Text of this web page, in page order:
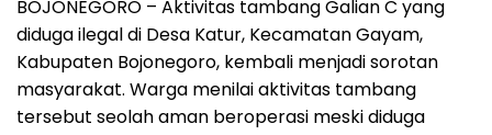
BOJONEGORO – Aktivitas tambang Galian C yang
diduga ilegal di Desa Katur, Kecamatan Gayam,
Kabupaten Bojonegoro, kembali menjadi sorotan
masyarakat. Warga menilai aktivitas tambang
tersebut seolah aman beroperasi meski diduga